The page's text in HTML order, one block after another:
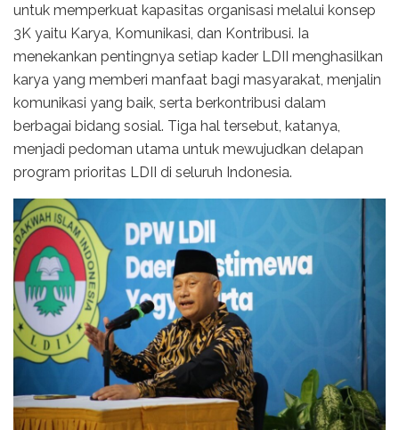
untuk memperkuat kapasitas organisasi melalui konsep
3K yaitu Karya, Komunikasi, dan Kontribusi. Ia
menekankan pentingnya setiap kader LDII menghasilkan
karya yang memberi manfaat bagi masyarakat, menjalin
komunikasi yang baik, serta berkontribusi dalam
berbagai bidang sosial. Tiga hal tersebut, katanya,
menjadi pedoman utama untuk mewujudkan delapan
program prioritas LDII di seluruh Indonesia.